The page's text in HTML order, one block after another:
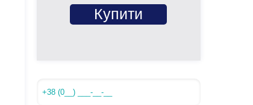
Купити